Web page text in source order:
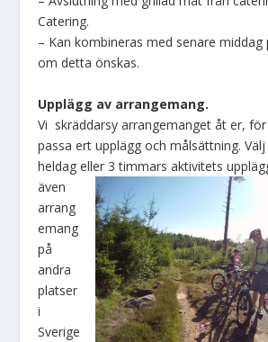
Catering.
– Kan kombineras med senare middag
om detta önskas.
Upplägg av arrangemang.
Vi skräddarsy arrangemanget åt er,
passa ert upplägg och målsättning.
heldag eller 3 timmars aktivitets
även
arrang
emang
på
andra
platser
i
Sverige